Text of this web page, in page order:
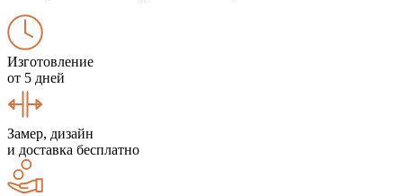
Изготовление
от 5 дней
Замер, дизайн
и доставка бесплатно